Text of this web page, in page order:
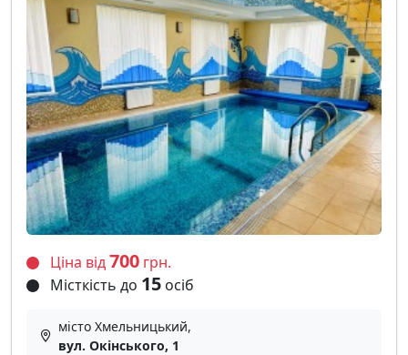
Ціна від700 грн.
Місткість до 15 осіб
місто Хмельницький,
вул. Окінського, 1